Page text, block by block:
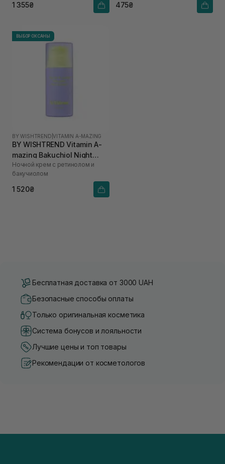
1 355₴ 475₴
ВЫБОР ОКСАНЫ
BY WISHTREND |VITAMIN A-MAZING
BY WISHTREND Vitamin A-
mazing Bakuchiol Night
Cream 30 мл
Ночной крем с ретинолом и
бакучиолом
1 520₴
Бесплатная доставка от 3000 UAH
Безопасные способы оплаты
Только оригинальная косметика
Система бонусов и лояльности
Лучшие цены и топ товары
Рекомендации от косметологов